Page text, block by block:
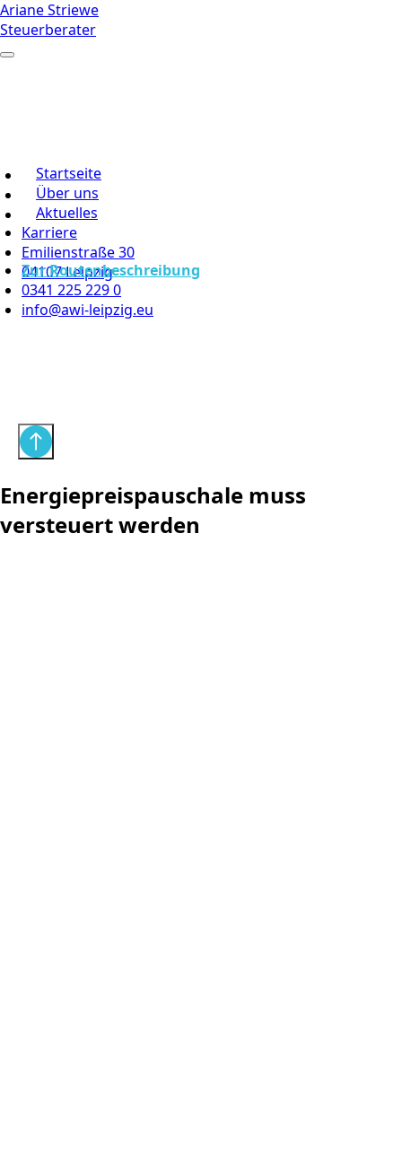
Ariane Striewe
Steuerberater
Startseite
Über uns
Aktuelles
Karriere
Emilienstraße 30
04107 Leipzig
Zur Routenbeschreibung
0341 225 229 0
info@awi-leipzig.eu
Energiepreispauschale muss
versteuert werden